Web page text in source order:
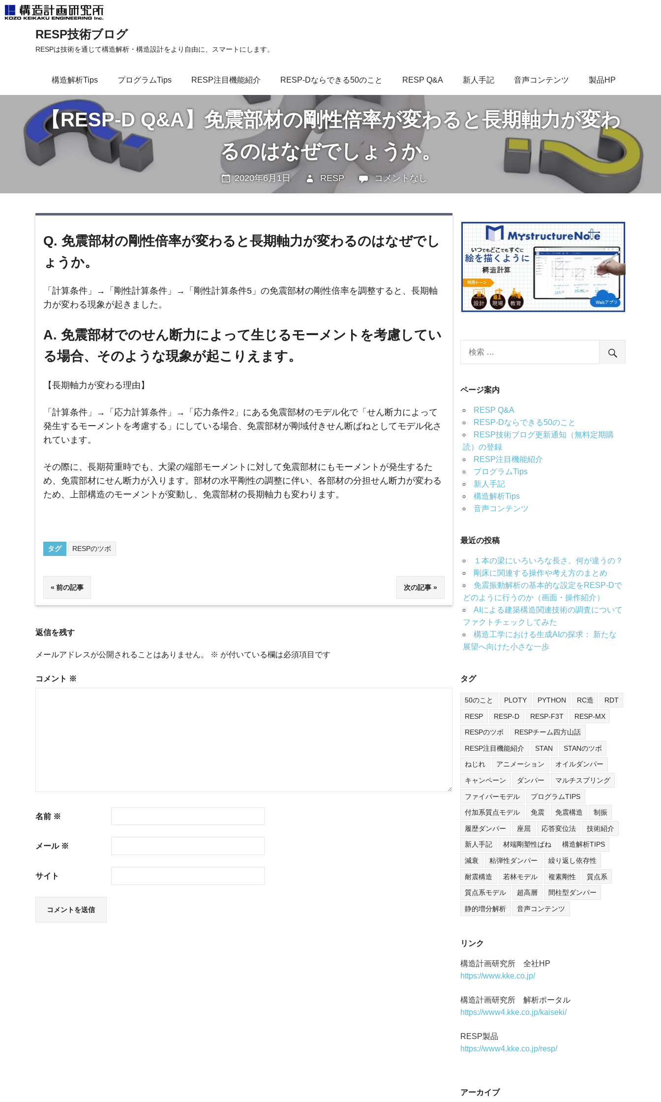
ス
RESP技術ブログ
RESPは技術を通じて構造解析・構造設計をより自由に、スマートにします。
構造解析Tips プログラムTips RESP注目機能紹介 RESP-Dならできる50のこと RESP Q&A 新人手記 音声コンテンツ 製品HP
【RESP-D Q&A】免震部材の剛性倍率が変わると長期軸力が変わ
るのはなぜでしょうか。
2020年6月1日 RESP 未分類
コメントなし
Q. 免震部材の剛性倍率が変わると長期軸力が変わるのはなぜでし
ょうか。
「計算条件」→「剛性計算条件」→「剛性計算条件5」の免震部材の剛性倍率を調整すると、長期軸
力が変わる現象が起きました。
A. 免震部材でのせん断力によって生じるモーメントを考慮してい
る場合、そのような現象が起こりえます。
【長期軸力が変わる理由】
「計算条件」→「応力計算条件」→「応力条件2」にある免震部材のモデル化で「せん断力によって
発生するモーメントを考慮する」にしている場合、免震部材が剛域付きせん断ばねとしてモデル化さ
れています。
その際に、長期荷重時でも、大梁の端部モーメントに対して免震部材にもモーメントが発生するた
め、免震部材にせん断力が入ります。部材の水平剛性の調整に伴い、各部材の分担せん断力が変わる
ため、上部構造のモーメントが変動し、免震部材の長期軸力も変わります。
タグ RESPのツボ
投
稿
ナ
ー
前の記事 次の記事
返信を残す
メールアドレスが公開されることはありません。 ※ が付いている欄は必須項目です
コメント ※
名前 ※
メール ※
サイト
ページ案内
RESP Q&A
RESP-Dならできる50のこと
RESP技術ブログ更新通知（無料定期購
読）の登録
RESP注目機能紹介
プログラムTips
新人手記
構造解析Tips
音声コンテンツ
最近の投稿
１本の梁にいろいろな長さ。何が違うの？
剛床に関連する操作や考え方のまとめ
免震振動解析の基本的な設定をRESP-Dで
どのように行うのか（画面・操作紹介）
AIによる建築構造関連技術の調査について
ファクトチェックしてみた
構造工学における生成AIの探求： 新たな
展望へ向けた小さな一歩
タグ
50のこと PLOTY PYTHON RC造 RDT
RESP RESP-D RESP-F3T RESP-MX
RESPのツボ RESPチーム四方山話
RESP注目機能紹介 STAN STANのツボ
ねじれ アニメーション オイルダンパー
キャンペーン ダンパー マルチスプリング
ファイバーモデル プログラムTIPS
付加系質点モデル 免震 免震構造 制振
履歴ダンパー 座屈 応答変位法 技術紹介
新人手記 材端剛塑性ばね 構造解析TIPS
減衰 粘弾性ダンパー 繰り返し依存性
耐震構造 若林モデル 複素剛性 質点系
質点系モデル 超高層 間柱型ダンパー
静的増分解析 音声コンテンツ
リンク
構造計画研究所 全社HP
https://www.kke.co.jp/
構造計画研究所 解析ポータル
https://www4.kke.co.jp/kaiseki/
RESP製品
https://www4.kke.co.jp/resp/
アーカイブ